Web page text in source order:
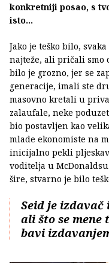
konkretniji posao, s
isto…
Jako je teško bilo,
najteže, ali pričali smo
bilo je grozno, jer se
generacije, imali ste
masovno kretali u
zalaufale, neke
bio postavljen kao
mlade ekonomiste na
inicijalno pekli
voditelja u
šire, stvarno je bilo
Seid je izdavač
ali što se mene
bavi